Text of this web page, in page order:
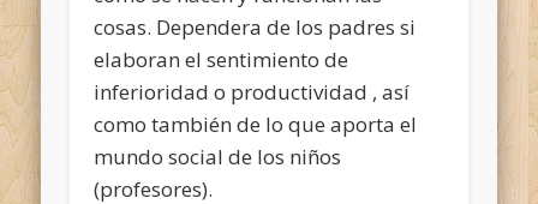
cosas. Dependera de los padres si
elaboran el sentimiento de
inferioridad o productividad , así
como también de lo que aporta el
mundo social de los niños
(profesores).